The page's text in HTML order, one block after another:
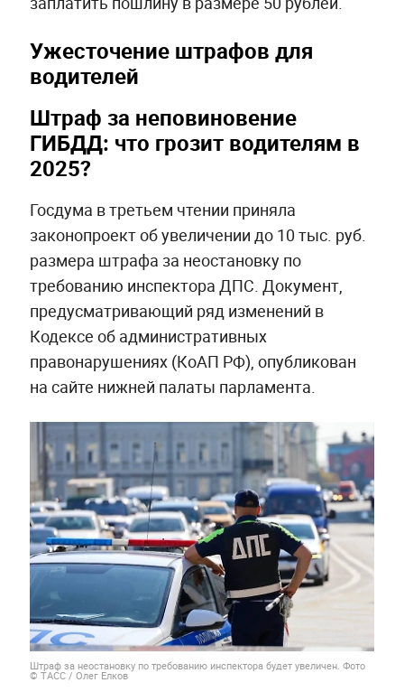
Ужесточение штрафов для
водителей
Штраф за неповиновение
ГИБДД: что грозит водителям в
2025?
Госдума в третьем чтении приняла
законопроект об увеличении до 10 тыс. руб.
размера штрафа за неостановку по
требованию инспектора ДПС. Документ,
предусматривающий ряд изменений в
Кодексе об административных
правонарушениях (КоАП РФ), опубликован
на сайте нижней палаты парламента.
Штраф за неостановку по требованию инспектора будет увеличен. Фото
© ТАСС / Олег Елков